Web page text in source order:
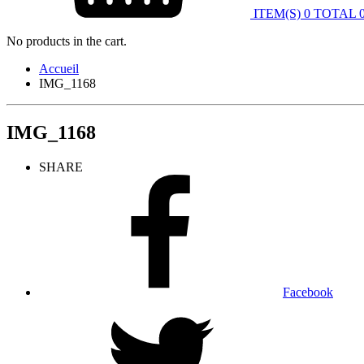
ITEM(S) 0 TOTAL
No products in the cart.
Accueil
IMG_1168
IMG_1168
SHARE
Facebook